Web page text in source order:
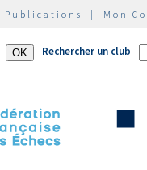
Publications | Mon
Rechercher un club